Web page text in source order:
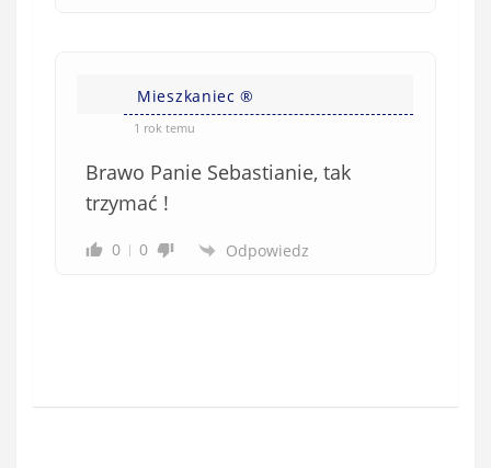
Mieszkaniec ®
1 rok temu
Brawo Panie Sebastianie, tak
trzymać !
0 0 Odpowiedz